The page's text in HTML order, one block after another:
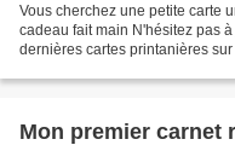
Vous cherchez une petite carte
cadeau fait main N'hésitez pas
dernières cartes printanières
Mon premier carnet